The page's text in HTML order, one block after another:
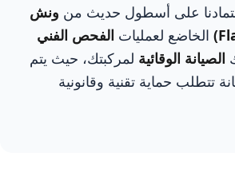
على أسطول حديث من ونش
الخاضع لعمليات الفحص الفني
الصيانة الوقائية لمركبتك، حيث يتم
تتطلب حماية تقنية وقانونية